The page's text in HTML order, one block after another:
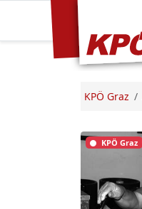
KPÖ Graz
KPÖ Graz